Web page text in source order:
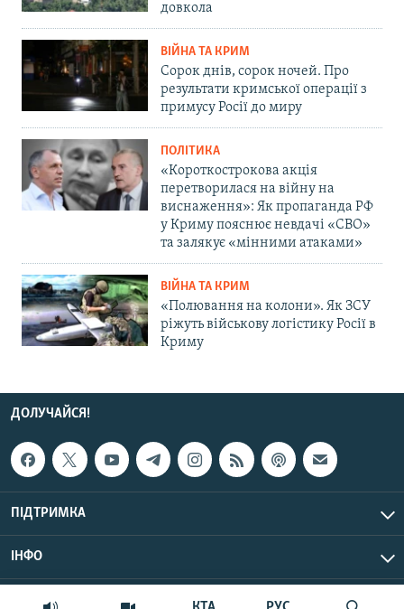
довкола
ВІЙНА ТА КРИМ
Сорок днів, сорок ночей. Про
результати кримської операції з
примусу Росії до миру
ПОЛІТИКА
«Короткострокова акція
перетворилася на війну на
виснаження»: Як пропаганда РФ
у Криму пояснює невдачі «СВО»
та залякує «мінними атаками»
ВІЙНА ТА КРИМ
«Полювання на колони». Як ЗСУ
ріжуть військову логістику Росії в
Криму
ДОЛУЧАЙСЯ!
ПІДТРИМКА
ІНФО
© Крим.Реалії, 2026 | Усі права застережено.